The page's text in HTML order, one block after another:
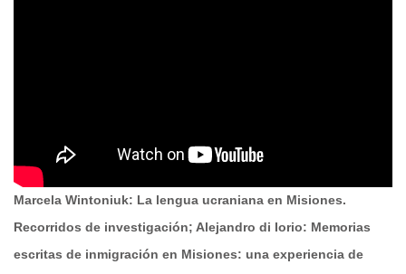
Marcela Wintoniuk: La lengua ucraniana en Misiones.
Recorridos de investigación; Alejandro di Iorio: Memorias
escritas de inmigración en Misiones: una experiencia de